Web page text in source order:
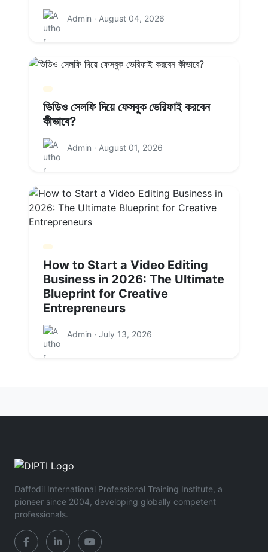
Admin · August 04, 2026
ভিডিও সেলফি দিয়ে ফেসবুক ভেরিফাই করবেন
কীভাবে?
Admin · August 01, 2026
How to Start a Video Editing
Business in 2026: The Ultimate
Blueprint for Creative
Entrepreneurs
Admin · July 13, 2026
Daffodil International Professional Training Institute, a
pioneer since 2004, developing globally competent
professionals.